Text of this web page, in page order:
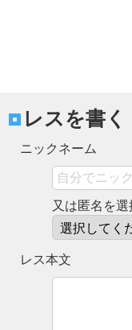
レスを書く
ニックネーム
又は匿名を選
レス本文